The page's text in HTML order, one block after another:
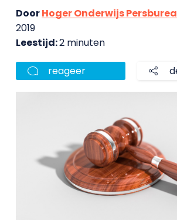
DoorHoger Onderwijs
2019
Leestijd:2 minuten
reageer